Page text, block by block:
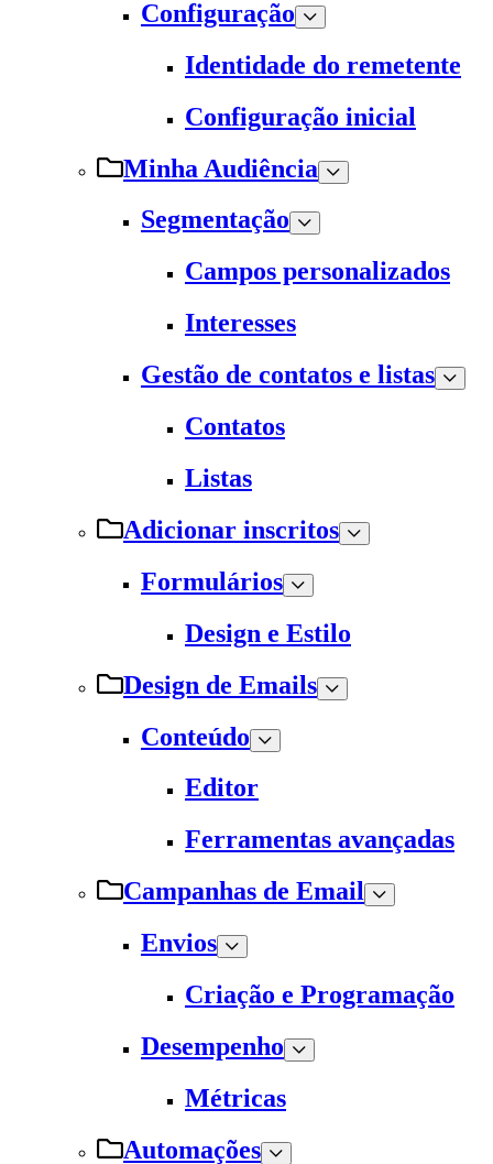
Configuração
Identidade do remetente
Configuração inicial
Minha Audiência
Segmentação
Campos personalizados
Interesses
Gestão de contatos e listas
Contatos
Listas
Adicionar inscritos
Formulários
Design e Estilo
Design de Emails
Conteúdo
Editor
Ferramentas avançadas
Campanhas de Email
Envios
Criação e Programação
Desempenho
Métricas
Automações